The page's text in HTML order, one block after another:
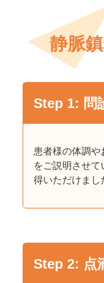
静脈
Step 1: 問
患者様の体調
をご説明させ
得いただけまし
Step 2: 点